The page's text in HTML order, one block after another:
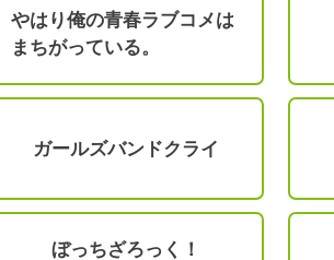
やはり俺の青春ラブコメは
まちがっている。
ガールズバンドクライ
ぼっちざろっく！